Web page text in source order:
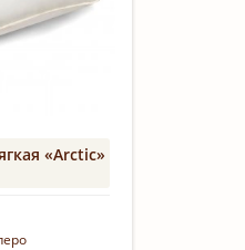
«Arctic»